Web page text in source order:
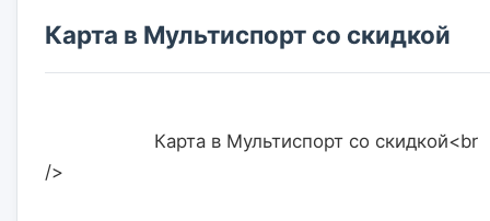
Карта в Мультиспорт со скидкой
/>